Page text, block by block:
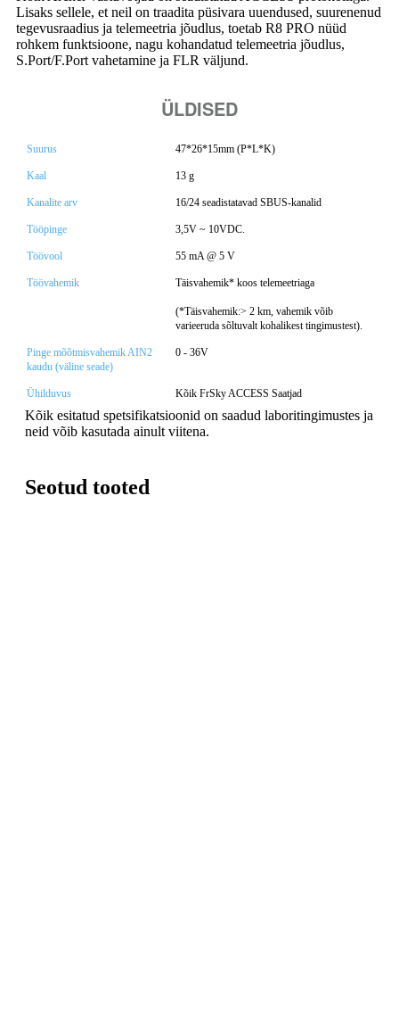
Lisaks sellele, et neil on traadita püsivara uuendused, suurenenud
tegevusraadius ja telemeetria jõudlus, toetab R8 PRO nüüd
rohkem funktsioone, nagu kohandatud telemeetria jõudlus,
S.Port/F.Port vahetamine ja FLR väljund.
ÜLDISED
Suurus 47*26*15mm (P*L*K)
Kaal 13 g
Kanalite arv 16/24 seadistatavad SBUS-kanalid
Tööpinge 3,5V ~ 10VDC.
Töövool 55 mA @ 5 V
Töövahemik Täisvahemik* koos telemeetriaga
(*Täisvahemik:> 2 km, vahemik võib
varieeruda sõltuvalt kohalikest tingimustest).
Pinge mõõtmisvahemik AIN2
kaudu (väline seade)
0 - 36V
Ühilduvus Kõik FrSky ACCESS Saatjad
Kõik esitatud spetsifikatsioonid on saadud laboritingimustes ja
neid võib kasutada ainult viitena.
Seotud tooted